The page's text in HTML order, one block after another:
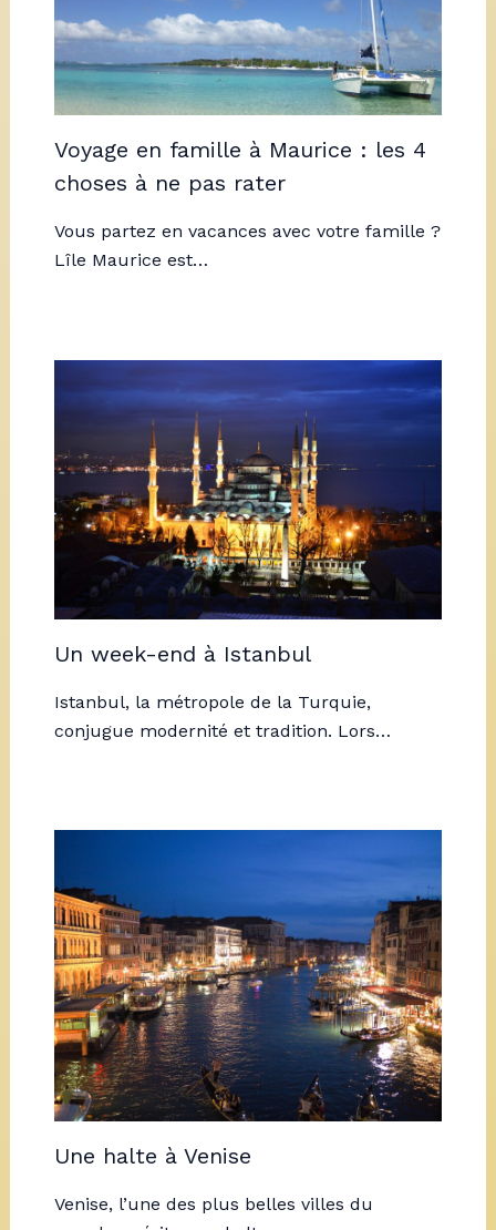
Voyage en famille à Maurice : les 4
choses à ne pas rater
Vous partez en vacances avec votre famille ?
Lîle Maurice est…
Un week-end à Istanbul
Istanbul, la métropole de la Turquie,
conjugue modernité et tradition. Lors…
Une halte à Venise
Venise, l’une des plus belles villes du